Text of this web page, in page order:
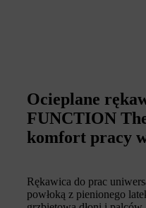
Ocieplane
FUNCTION
komfort pracy
Rękawica do prac
powłoką z pienionego